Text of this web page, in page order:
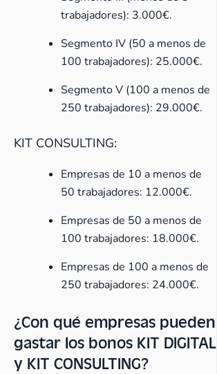
trabajadores): 3.000€.
Segmento IV (50 a menos de
100 trabajadores): 25.000€.
Segmento V (100 a menos de
250 trabajadores): 29.000€.
KIT CONSULTING:
Empresas de 10 a menos de
50 trabajadores: 12.000€.
Empresas de 50 a menos de
100 trabajadores: 18.000€.
Empresas de 100 a menos de
250 trabajadores: 24.000€.
¿Con qué empresas pueden
gastar los bonos KIT DIGITAL
y KIT CONSULTING?